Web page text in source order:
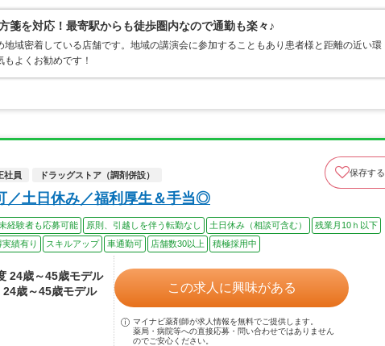
箋を対応！最寄駅からも徒歩圏内なので通勤も楽々♪
域密着している店舗です。地域の講演会に参加することもあり患者様と距離の近い環
よくお勧めです！
社員 ドラッグストア（調剤併設） 保存する
／土日休み／福利厚生＆手当◎
経験者も応募可能 原則、引越しを伴う転勤なし 土日休み（相談可含む）
残業月10ｈ以下
績有り スキルアップ 車通勤可 店舗数30以上 積極採用中
24歳～45歳モデル
24歳～45歳モデル
この求人に興味がある
マイナビ薬剤師が求人情報を無料でご提供します。
薬局・病院等への直接応募・問い合わせではありません
のでご安心ください。